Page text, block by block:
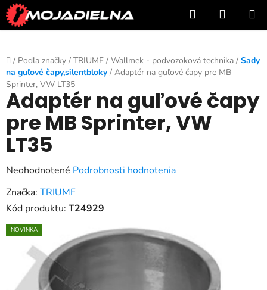
Prejsť
na
obsah
Hľadať
KOŠÍK
Domov
/ Podľa značky / TRIUMF / Wallmek - podvozoková technika / Sady
na guľové čapy,silentbloky / Adaptér na guľové čapy pre MB
Sprinter, VW LT35
Adaptér na guľové čapy
pre MB Sprinter, VW
LT35
Priemerné
hodnotenie
produktu
0,0
hviezdičiek.
Neohodnotené Podrobnosti hodnotenia
Značka: TRIUMF
Kód produktu: T24929
NOVINKA